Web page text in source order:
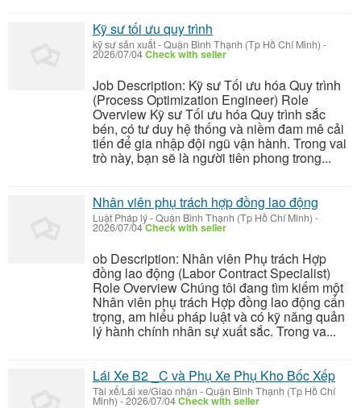
Kỹ sư tối ưu quy trình
kỹ sư sản xuất-Quận Bình Thạnh (Tp Hồ Chí Minh) -
2026/07/04Check with seller
Job Description: Kỹ sư Tối ưu hóa Quy trình
(Process Optimization Engineer) Role
Overview Kỹ sư Tối ưu hóa Quy trình sắc
bén, có tư duy hệ thống và niềm đam mê cải
tiến để gia nhập đội ngũ vận hành. Trong vai
trò này, bạn sẽ là người tiên phong trong...
Nhân viên phụ trách hợp đồng lao động
Luật Pháp lý-Quận Bình Thạnh (Tp Hồ Chí Minh) -
2026/07/04Check with seller
ob Description: Nhân viên Phụ trách Hợp
đồng lao động (Labor Contract Specialist)
Role Overview Chúng tôi đang tìm kiếm một
Nhân viên phụ trách Hợp đồng lao động cẩn
trọng, am hiểu pháp luật và có kỹ năng quản
lý hành chính nhân sự xuất sắc. Trong va...
Lái Xe B2 _C và Phụ Xe Phụ Kho Bốc Xếp
Tài xế/Lái xe/Giao nhận -Quận Bình Thạnh (Tp Hồ Chí
Minh) -2026/07/04Check with seller